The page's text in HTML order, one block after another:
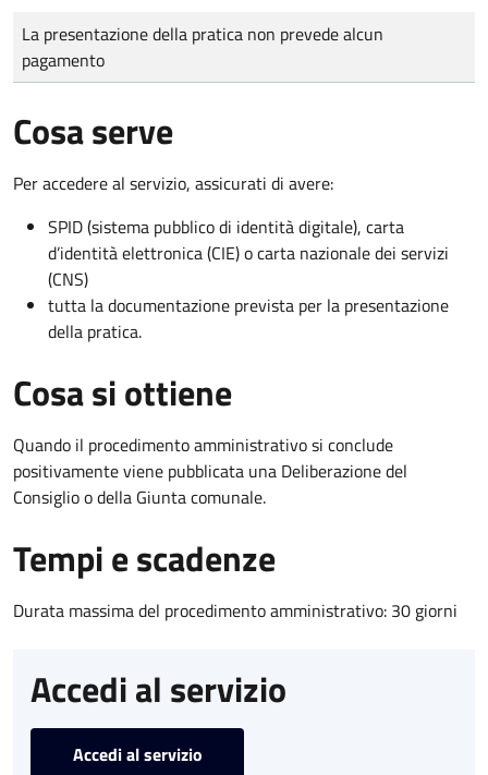
Tipo di pagamento
Importo
La presentazione della pratica non prevede alcun
pagamento
Cosa serve
Per accedere al servizio, assicurati di avere:
SPID (sistema pubblico di identità digitale), carta
d’identità elettronica (CIE) o carta nazionale dei servizi
(CNS)
tutta la documentazione prevista per la presentazione
della pratica.
Cosa si ottiene
Quando il procedimento amministrativo si conclude
positivamente viene pubblicata una Deliberazione del
Consiglio o della Giunta comunale.
Tempi e scadenze
Durata massima del procedimento amministrativo: 30 giorni
Accedi al servizio
Accedi al servizio